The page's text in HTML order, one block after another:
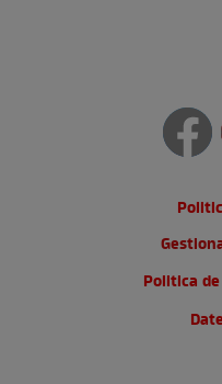
Politica